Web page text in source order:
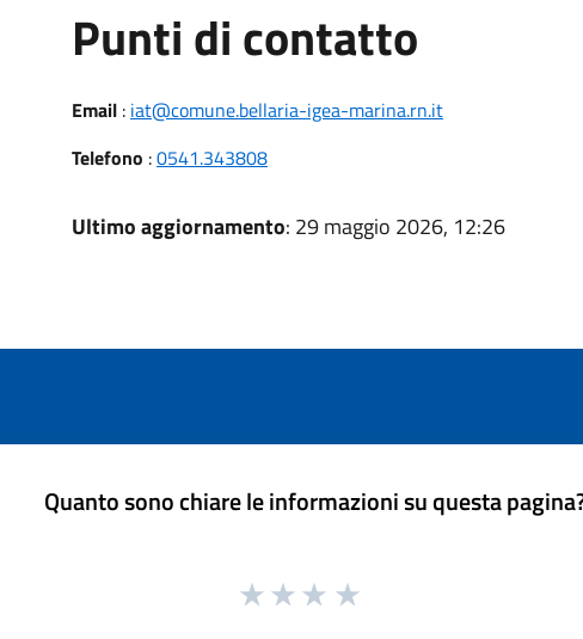
Punti di contatto
Email: iat@comune.bellaria-igea-marina.rn.it
Telefono :0541.343808
Ultimo aggiornamento: 29 maggio 2026, 12:26
Quanto sono chiare le informazioni su questa